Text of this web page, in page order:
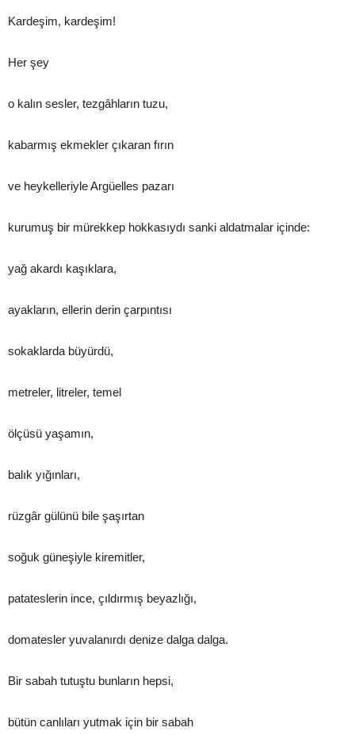
Kardeşim, kardeşim!
Her şey
o kalın sesler, tezgâhların tuzu,
kabarmış ekmekler çıkaran fırın
ve heykelleriyle Argüelles pazarı
kurumuş bir mürekkep hokkasıydı sanki aldatmalar içinde:
yağ akardı kaşıklara,
ayakların, ellerin derin çarpıntısı
sokaklarda büyürdü,
metreler, litreler, temel
ölçüsü yaşamın,
balık yığınları,
rüzgâr gülünü bile şaşırtan
soğuk güneşiyle kiremitler,
patateslerin ince, çıldırmış beyazlığı,
domatesler yuvalanırdı denize dalga dalga.
Bir sabah tutuştu bunların hepsi,
bütün canlıları yutmak için bir sabah